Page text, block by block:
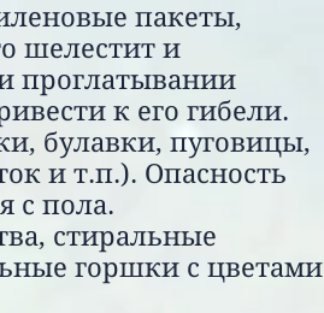
пакеты,
шелестит и
проглатывании
к его гибели.
булавки, пуговицы,
и т.п.). Опасность
с пола.
стиральные
горшки с цветами